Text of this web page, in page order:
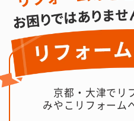
京都・大津でリ
みやこリフォーム